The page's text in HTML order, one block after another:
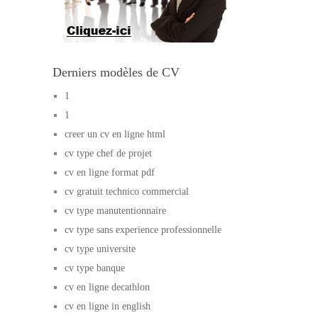
Derniers modèles de CV
1
1
creer un cv en ligne html
cv type chef de projet
cv en ligne format pdf
cv gratuit technico commercial
cv type manutentionnaire
cv type sans experience professionnelle
cv type universite
cv type banque
cv en ligne decathlon
cv en ligne in english